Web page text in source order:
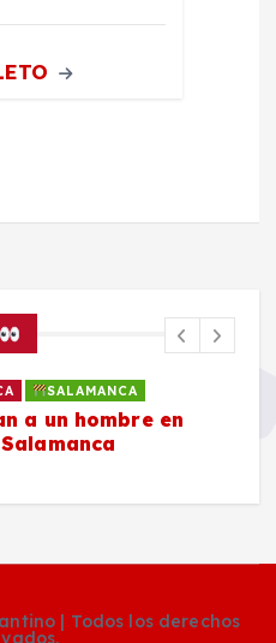
SALAMANCA
a un hombre en
| Todos los derechos